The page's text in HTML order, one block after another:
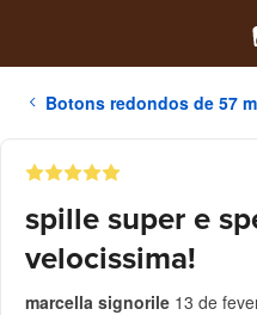
Botons redondos de 57
spille super e
velocissima!
marcella signorile 13 de